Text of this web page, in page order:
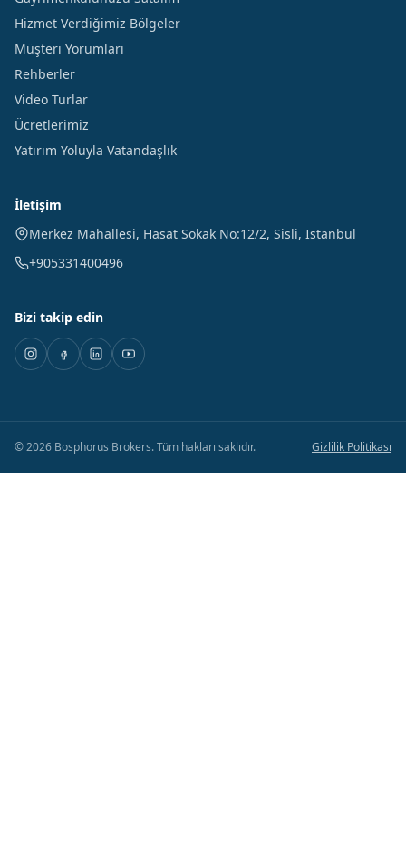
Hizmet Verdiğimiz Bölgeler
Müşteri Yorumları
Rehberler
Video Turlar
Ücretlerimiz
Yatırım Yoluyla Vatandaşlık
İletişim
Merkez Mahallesi, Hasat Sokak No:12/2, Sisli, Istanbul
+905331400496
Bizi takip edin
©2026 Bosphorus Brokers.Tüm hakları saklıdır. Gizlilik Politikası